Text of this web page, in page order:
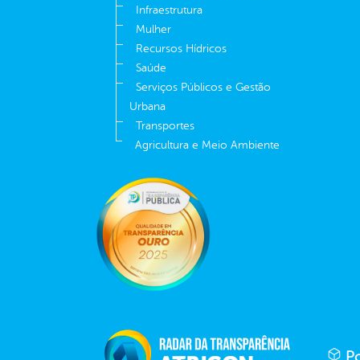
Infraestrutura
Mulher
Recursos Hídricos
Saúde
Serviços Públicos e Gestão
Urbana
Transportes
Agricultura e Meio Ambiente